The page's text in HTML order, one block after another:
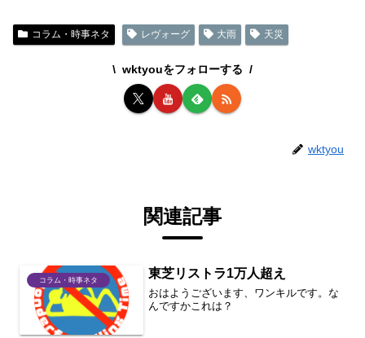
コラム・時事ネタ レヴォーグ 大雨 天災
wktyouをフォローする
wktyou
関連記事
コラム・時事ネタ 東芝リストラ1万人超え
おはようございます、ワンキルです。な
んですかこれは？